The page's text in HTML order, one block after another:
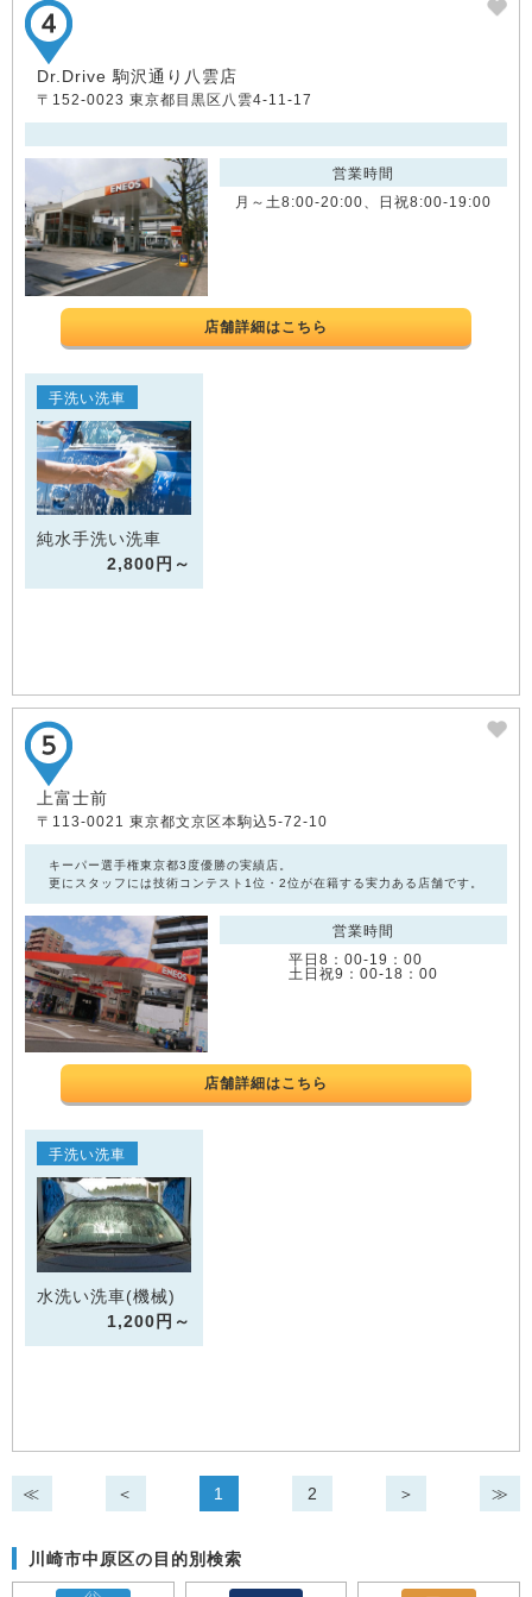
Dr.Drive 駒沢通り八雲店
〒152-0023 東京都目黒区八雲4-11-17
営業時間
月～土8:00-20:00、日祝8:00-19:00
店舗詳細はこちら
手洗い洗車
純水手洗い洗車
2,800円～
上富士前
〒113-0021 東京都文京区本駒込5-72-10
キーパー選手権東京都3度優勝の実績店。
更にスタッフには技術コンテスト1位・2位が在籍する実力ある店舗です。
営業時間
平日8：00‐19：00
土日祝9：00‐18：00
店舗詳細はこちら
手洗い洗車
水洗い洗車(機械)
1,200円～
≪ ＜ 1 2 ＞ ≫
川崎市中原区の目的別検索